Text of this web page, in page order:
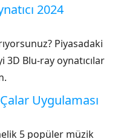
2024
Piyasadaki
Blu-ray oynatıcılar
Uygulaması
5 popüler müzik